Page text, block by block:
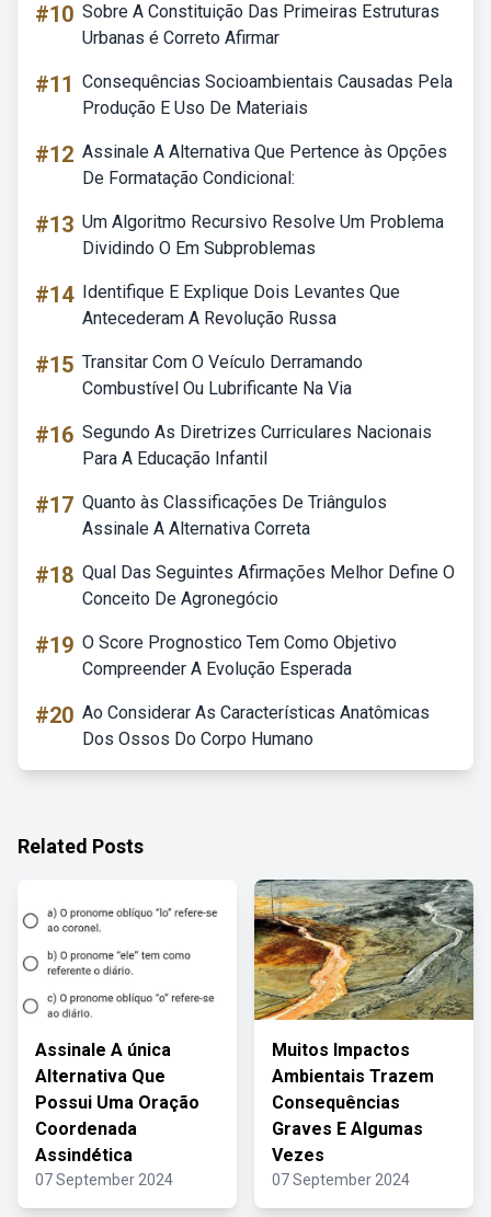
#10 Sobre A Constituição Das Primeiras Estruturas
Urbanas é Correto Afirmar
#11 Consequências Socioambientais Causadas Pela
Produção E Uso De Materiais
#12 Assinale A Alternativa Que Pertence às Opções
De Formatação Condicional:
#13 Um Algoritmo Recursivo Resolve Um Problema
Dividindo O Em Subproblemas
#14 Identifique E Explique Dois Levantes Que
Antecederam A Revolução Russa
#15 Transitar Com O Veículo Derramando
Combustível Ou Lubrificante Na Via
#16 Segundo As Diretrizes Curriculares Nacionais
Para A Educação Infantil
#17 Quanto às Classificações De Triângulos
Assinale A Alternativa Correta
#18 Qual Das Seguintes Afirmações Melhor Define O
Conceito De Agronegócio
#19 O Score Prognostico Tem Como Objetivo
Compreender A Evolução Esperada
#20 Ao Considerar As Características Anatômicas
Dos Ossos Do Corpo Humano
Related Posts
Assinale A única
Alternativa Que
Possui Uma Oração
Coordenada
Assindética
07 September 2024
Muitos Impactos
Ambientais Trazem
Consequências
Graves E Algumas
Vezes
07 September 2024